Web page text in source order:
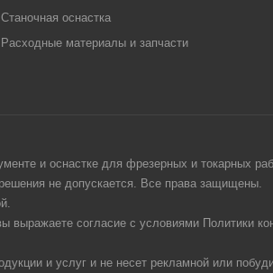
Станочная оснастка
Расходные материалы и запчасти
и оснастке для фрезерных и токарных
не допускается. Все права защищены.
согласие с условиями Политики
и услуг и не несет рекламной или